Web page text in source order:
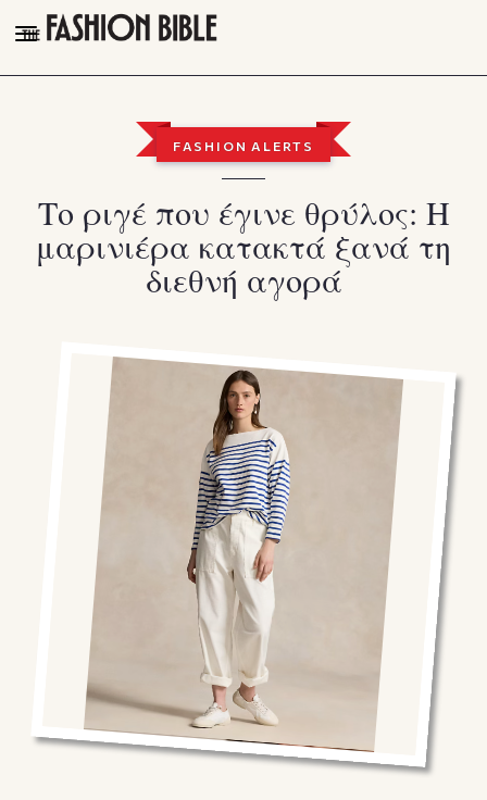
THE FASHION BIBLE
TALK OF THE TOWN
PLEASURES
Facebook
Instagram
Youtube
X(Twitter)
FASHION ALERTS
Το ριγέ που έγινε θρύλος: Η
μαρινιέρα κατακτά ξανά τη
διεθνή αγορά